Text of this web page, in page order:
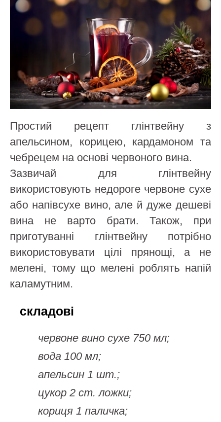
Простий рецепт глінтвейну з
апельсином, корицею, кардамоном та
чебрецем на основі червоного вина.
Зазвичай для глінтвейну
використовують недороге червоне сухе
або напівсухе вино, але й дуже дешеві
вина не варто брати. Також, при
приготуванні глінтвейну потрібно
використовувати цілі прянощі, а не
мелені, тому що мелені роблять напій
каламутним.
складові
червоне вино сухе 750 мл;
вода 100 мл;
апельсин 1 шт.;
цукор 2 ст. ложки;
кориця 1 паличка;